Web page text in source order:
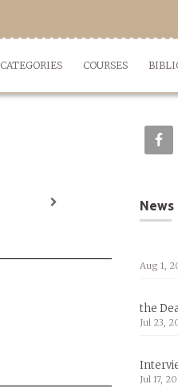
CATEGORIES COURSES
News
Aug 1,
the
Jul 23,
Jul 17,